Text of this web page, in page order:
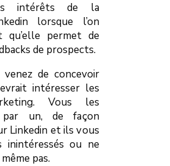
intérêts de la
lorsque l’on
qu’elle permet de
de prospects.
de concevoir
intéresser les
Vous les
un, de façon
Linkedin et ils vous
inintéressés ou ne
pas.